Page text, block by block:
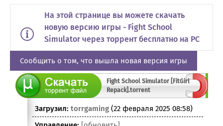
На этой странице вы можете скачать
новую версию игры - Fight School
Simulator через торрент бесплатно на PC
Сообщить о том, что вышла новая версия игры
Fight School Simulator [FitGirl
Repack].torrent
Загрузил: torrgaming (22 февраля 2025 08:58)